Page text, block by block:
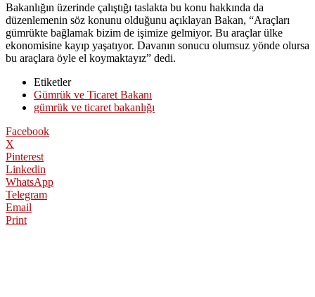
Bakanlığın üzerinde çalıştığı taslakta bu konu hakkında da
düzenlemenin söz konunu olduğunu açıklayan Bakan, “Araçları
gümrükte bağlamak bizim de işimize gelmiyor. Bu araçlar ülke
ekonomisine kayıp yaşatıyor. Davanın sonucu olumsuz yönde olursa
bu araçlara öyle el koymaktayız” dedi.
Etiketler
Gümrük ve Ticaret Bakanı
gümrük ve ticaret bakanlığı
Facebook
X
Pinterest
Linkedin
WhatsApp
Telegram
Email
Print